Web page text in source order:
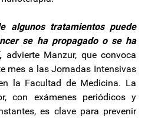
algunos tratamientos puede
se ha propagado o se ha
advierte Manzur, que convoca
mes a las Jornadas Intensivas
la Facultad de Medicina. La
con exámenes periódicos y
es clave para prevenir